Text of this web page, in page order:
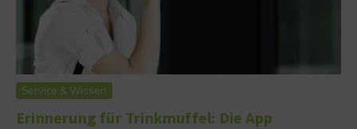
Service & Wissen
Erinnerung für Trinkmuffel: Die App